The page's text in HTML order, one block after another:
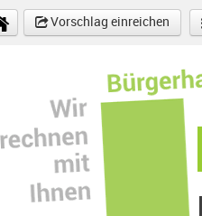
Vorschlag einreichen